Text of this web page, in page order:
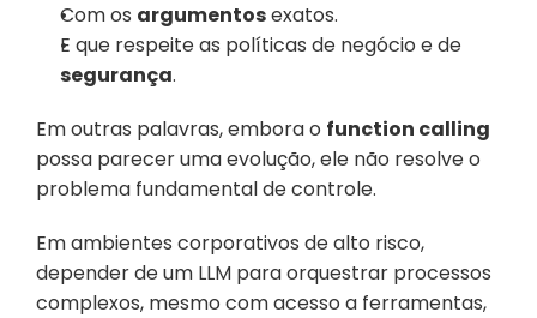
Com os argumentos exatos.
E que respeite as políticas de negócio e de
segurança.
Em outras palavras, embora o function calling
possa parecer uma evolução, ele não resolve o
problema fundamental de controle.
Em ambientes corporativos de alto risco,
depender de um LLM para orquestrar processos
complexos, mesmo com acesso a ferramentas,